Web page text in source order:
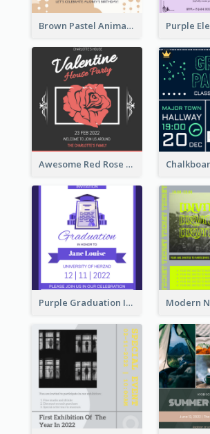
Brown Pastel Animals Cartoon Baby Birthday Invitation
Awesome Red Rose Valentine Celebration Invitation
Purple Graduation Invitation